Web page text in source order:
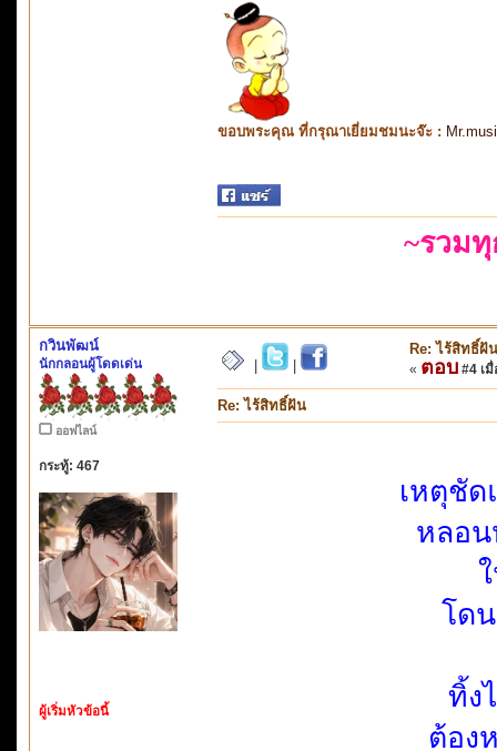
ขอบพระคุณ ที่กรุณาเยี่ยมชมนะจ๊ะ :
~รวม
กวินพัฒน์
นักกลอนผู้โดดเด่น
ออฟไลน์
กระทู้: 467
ผู้เริ่มหัวข้อนี้
Re: ไร้สิทธิ์ฝัน
« ตอบ #4 เมื่
Re: ไร้สิทธิ์ฝัน
เหตุชัด
หลอน
โด
ทิ้ง
ต้อง